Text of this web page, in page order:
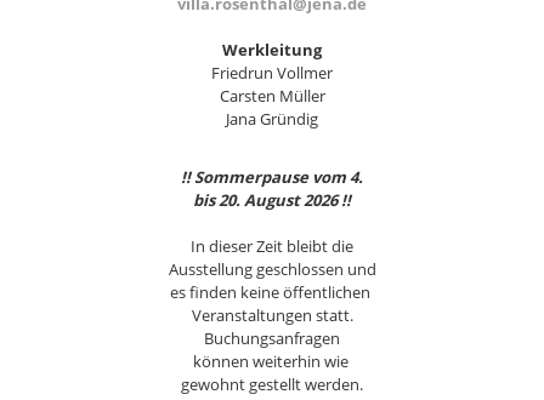
Werkleitung
Friedrun Vollmer
Carsten Müller
Jana Gründig
!! Sommerpause vom 4.
bis 20. August 2026 !!
In dieser Zeit bleibt die
Ausstellung geschlossen und
es finden keine öffentlichen
Veranstaltungen statt.
Buchungsanfragen
können weiterhin wie
gewohnt gestellt werden.